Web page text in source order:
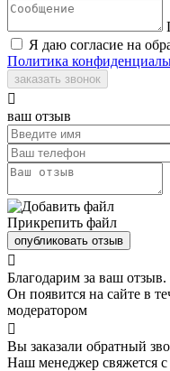
Я даю согласие на
Политика
заказать звонок

ваш отзыв
Прикрепить файл
опубликовать отзыв

Благодарим за ваш отзыв.
Он появится на сайте в
модератором

Вы заказали обратный
Наш менеджер свяжется